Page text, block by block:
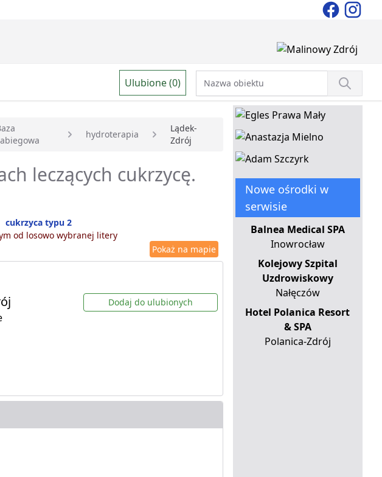
Ulubione (0)
hydroterapia
Lądek-
Zdrój
leczących cukrzycę.
cukrzyca typu 2
od losowo wybranej litery
Pokaż na mapie
Dodaj do ulubionych
Nowe ośrodki w
serwisie
Balnea Medical SPA
Inowrocław
Kolejowy Szpital
Uzdrowiskowy
Nałęczów
Hotel Polanica Resort
& SPA
Polanica-Zdrój